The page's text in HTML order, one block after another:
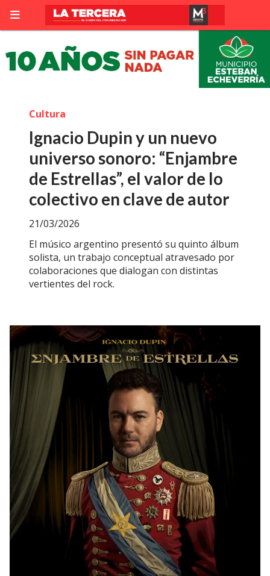
Ignacio Dupin y un nuevo
universo sonoro: “Enjambre
de Estrellas”, el valor de lo
colectivo en clave de autor
El músico argentino presentó su quinto álbum
solista, un trabajo conceptual atravesado por
colaboraciones que dialogan con distintas
vertientes del rock.
Cultura
21/03/2026